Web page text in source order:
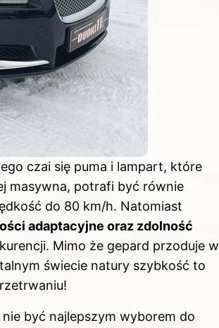
czai się puma i lampart, które
masywna, potrafi być równie
do 80 km/h. Natomiast
adaptacyjne oraz zdolność
Mimo że gepard przoduje w
świecie natury szybkość to
być najlepszym wyborem do